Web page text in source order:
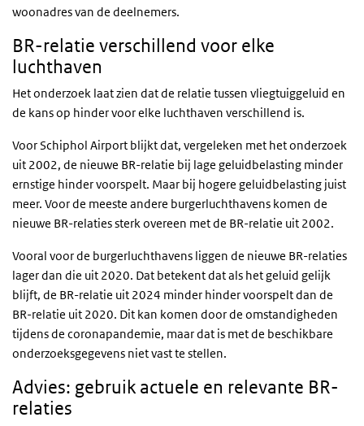
woonadres van de deelnemers.
BR-relatie verschillend voor elke
luchthaven
Het onderzoek laat zien dat de relatie tussen vliegtuiggeluid en
de kans op hinder voor elke luchthaven verschillend is.
Voor Schiphol Airport blijkt dat, vergeleken met het onderzoek
uit 2002, de nieuwe BR-relatie bij lage geluidbelasting minder
ernstige hinder voorspelt. Maar bij hogere geluidbelasting juist
meer. Voor de meeste andere burgerluchthavens komen de
nieuwe BR-relaties sterk overeen met de BR-relatie uit 2002.
Vooral voor de burgerluchthavens liggen de nieuwe BR-relaties
lager dan die uit 2020. Dat betekent dat als het geluid gelijk
blijft, de BR-relatie uit 2024 minder hinder voorspelt dan de
BR-relatie uit 2020. Dit kan komen door de omstandigheden
tijdens de coronapandemie, maar dat is met de beschikbare
onderzoeksgegevens niet vast te stellen.
Advies: gebruik actuele en relevante BR-
relaties